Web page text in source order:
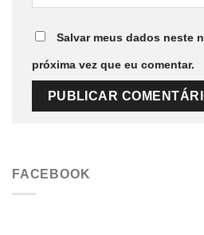
Salvar meus dados neste
próxima vez que eu comentar.
FACEBOOK